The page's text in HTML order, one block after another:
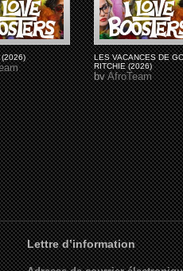
(2026)
LES VACANCES DE
RITCHIE (2026)
byAfroTeam
Lettre d’information